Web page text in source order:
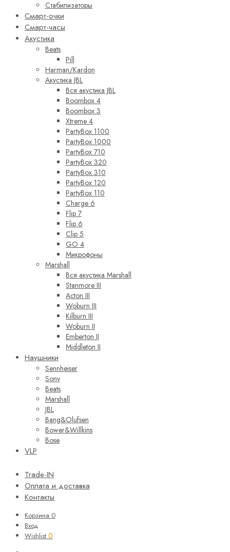
Стабилизаторы
Смарт-очки
Смарт-часы
Акустика
Beats
Pill
Harman/Kardon
Акустика JBL
Вся акустика JBL
Boombox 4
Boombox 3
Xtreme 4
PartyBox 1100
PartyBox 1000
PartyBox 710
PartyBox 320
PartyBox 310
PartyBox 120
PartyBox 110
Charge 6
Flip 7
Flip 6
Clip 5
GO 4
Микрофоны
Marshall
Вся акустика Marshall
Stanmore III
Acton III
Woburn III
Kilburn III
Woburn II
Emberton II
Middleton II
Наушники
Sennheiser
Sony
Beats
Marshall
JBL
Bang&Olufsen
Bower&Willkins
Bose
VLP
Trade-IN
Оплата и доставка
Контакты
Корзина 0
Вход
Wishlist 0